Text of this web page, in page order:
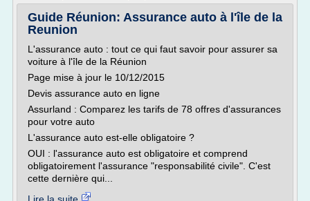
Guide Réunion: Assurance auto à l'île de la
Reunion
L'assurance auto : tout ce qui faut savoir pour assurer sa
voiture à l'île de la Réunion
Page mise à jour le 10/12/2015
Devis assurance auto en ligne
Assurland : Comparez les tarifs de 78 offres d'assurances
pour votre auto
L'assurance auto est-elle obligatoire ?
OUI : l'assurance auto est obligatoire et comprend
obligatoirement l'assurance "responsabilité civile". C'est
cette dernière qui...